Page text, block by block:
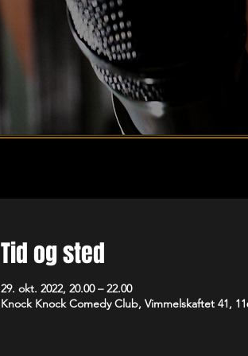
Tid og sted
29. okt. 2022, 20.00 – 22.00
Knock Knock Comedy Club, Vimmelskaftet 41,